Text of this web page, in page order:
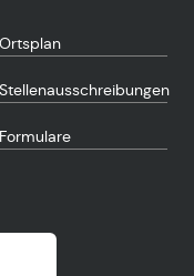
Ortsplan
Stellenausschreibungen
Formulare